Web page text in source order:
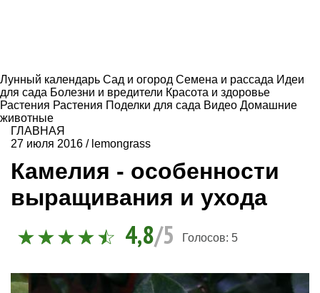
Лунный календарь Сад и огород Семена и рассада Идеи
для сада Болезни и вредители Красота и здоровье
Растения Растения Поделки для сада Видео Домашние
животные
ГЛАВНАЯ
27 июля 2016 / lemongrass
Камелия - особенности
выращивания и ухода
4,8/5 Голосов: 5